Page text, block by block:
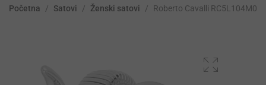
Početna / Satovi / Ženski satovi / Roberto Cavalli